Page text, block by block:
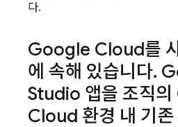
다.
Google Cloud를
에 속해 있습니다.
Studio 앱을 조직의
Cloud 환경 내 기